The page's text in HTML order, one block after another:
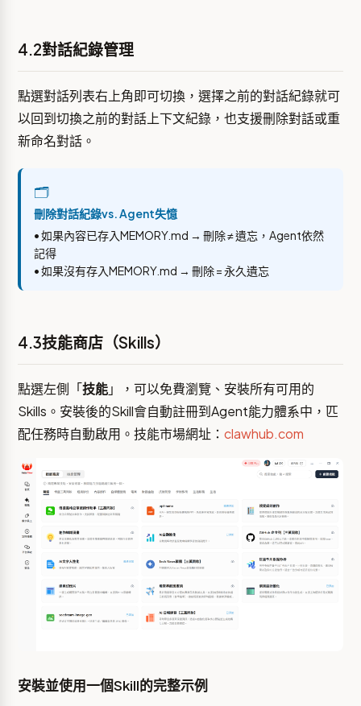
4.2對話紀錄管理
點選對話列表右上角即可切換，選擇之前的對話紀錄就可
以回到切換之前的對話上下文紀錄，也支援刪除對話或重
新命名對話。
🗂️
刪除對話紀錄vs. Agent失憶
• 如果內容已存入MEMORY.md → 刪除 ≠ 遺忘，Agent依然
記得
• 如果沒有存入MEMORY.md → 刪除 = 永久遺忘
4.3技能商店（Skills）
點選左側「技能」，可以免費瀏覽、安裝所有可用的
Skills。安裝後的Skill會自動註冊到Agent能力體系中，匹
配任務時自動啟用。技能市場網址： clawhub.com
安裝並使用一個Skill的完整示例